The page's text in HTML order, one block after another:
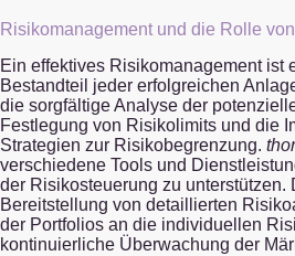
Risikomanagement und die Rolle
Ein effektives Risikomanagement ist
Bestandteil jeder erfolgreichen
die sorgfältige Analyse der
Festlegung von Risikolimits und die
Strategien zur Risikobegrenzung.
verschiedene Tools und
der Risikosteuerung zu unterstützen.
Bereitstellung von detaillierten
der Portfolios an die individuellen
kontinuierliche Überwachung der